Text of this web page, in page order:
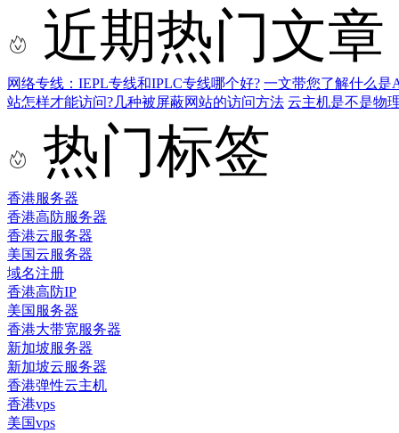
近期热门文章
网络专线：IEPL专线和IPLC专线哪个好? 一文带您了解什么是
站怎样才能访问?几种被屏蔽网站的访问方法 云主机是不是物
热门标签
香港服务器
香港高防服务器
香港云服务器
美国云服务器
域名注册
香港高防IP
美国服务器
香港大带宽服务器
新加坡服务器
新加坡云服务器
香港弹性云主机
香港vps
美国vps